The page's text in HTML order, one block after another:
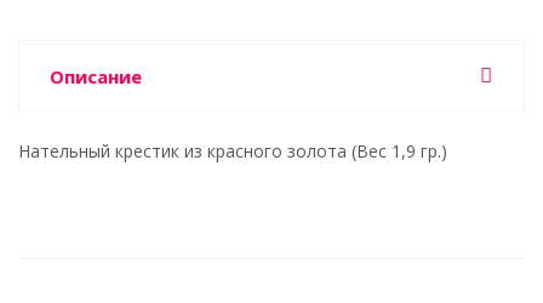
Описание
Нательный крестик из красного золота (Вес 1,9 гр.)